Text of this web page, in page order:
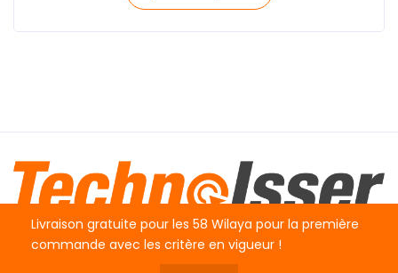
Livraison gratuite pour les 58 Wilaya pour la première
commande avec les critère en vigueur !